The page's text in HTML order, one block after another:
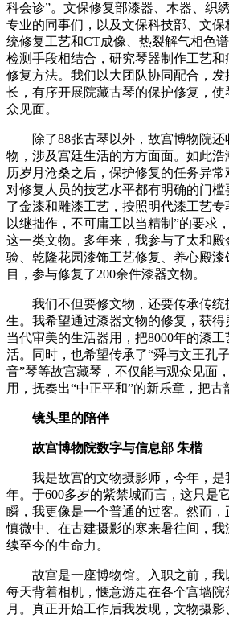
科会诊”。文保修复部漆器、木器、织
专业的同事们，以及文保科技部、文
统修复工艺和CT成像、热裂解气相色
检测手段相结合，研究琴器制作工艺
修复方法。我们以大团队协同配合，
长，有序开展院藏古琴的保护修复，
众见面。
除了88张古琴以外，故宫博物院还
物，涉及宫廷生活的方方面面。如此
历岁月沧桑之后，保护修复的任务异
对修复人员的技艺水平都有明确的门
了金漆和雕漆工艺，按照明代漆工艺
以继拙作，不可庸工以当精制”的要求
这一类文物。多年来，我参与了太和
验、乾隆花园漆饰工艺修复、养心殿
目，参与修复了200余件漆器文物。
我们不但要修文物，还要传承传统
生。我希望通过漆器文物的修复，获
当代审美的生活器用，把8000年的漆
活。同时，也希望传承了“舜与文王孔
音”琴等故宫藏琴，不仅能与观众见面
用，抚奏出“中正平和”的新乐章，把古
镜头里的陪伴
故宫博物院数字与信息部 朱楷
我是故宫的文物摄影师，今年，是
年。于600多岁的紫禁城而言，这只是
瞬，我更像是一个普通的过客。然而
慎微中、在古建摄影的寒来暑往间，
续至今的生命力。
故宫是一座博物馆。入职之前，我
每天背着相机，惬意游走在各个宫墙
月。真正开始工作后我发现，文物摄